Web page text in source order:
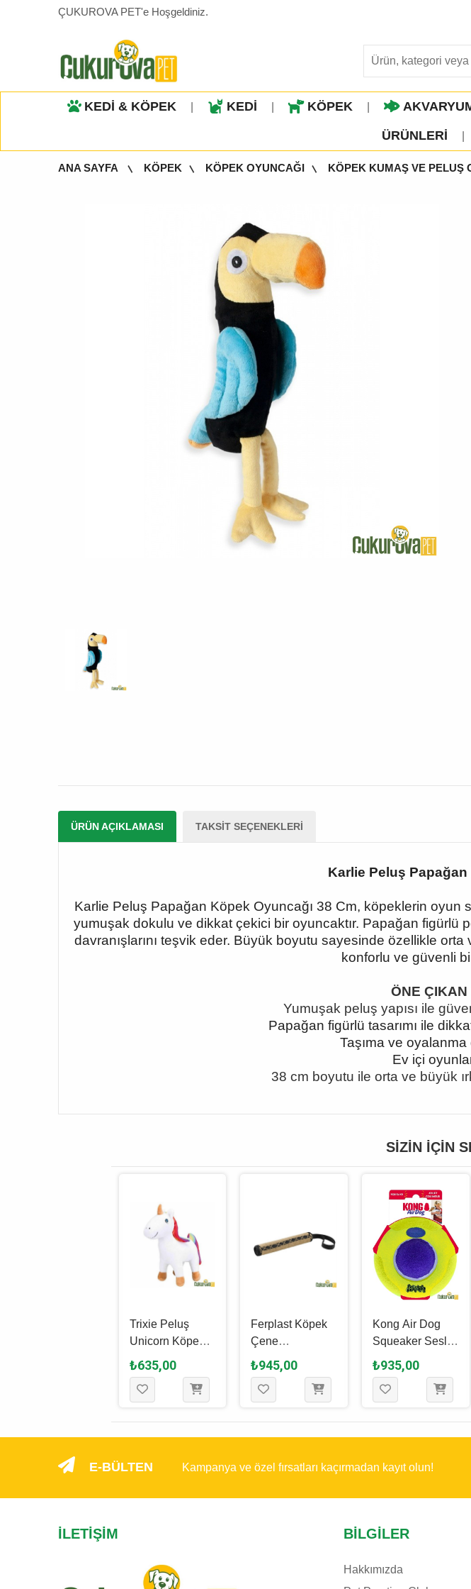
ÇUKUROVA PET'e Hoşgeldiniz.
KEDİ & KÖPEK KEDİ KÖPEK
ÜRÜNLERI
ANA SAYFA KÖPEK KÖPEK OYUNCAĞI KÖPEK KUMAŞ VE PELUŞ
ÜRÜN AÇIKLAMASI TAKSIT SEÇENEKLERI
Karlie Peluş Papağan
Karlie Peluş Papağan Köpek Oyuncağı 38 Cm, köpeklerin oyun
yumuşak dokulu ve dikkat çekici bir oyuncaktır. Papağan figürlü
davranışlarını teşvik eder. Büyük boyutu sayesinde özellikle
konforlu ve güvenli
ÖNE
Yumuşak peluş yapısı ile
Papağan figürlü tasarımı ile
Taşıma ve oyalanma
Ev içi
38 cm boyutu ile orta ve büyük
SIZIN İÇIN
Trixie Peluş
Unicorn Köpek
Oyuncağı Karışık
Renkli - 25 Cm
₺635,00
Ferplast Köpek
Çene
Güçlendi̇ri̇ci̇
Oyuncak - 26
Cm
₺945,00
Kong Air Dog
Squeaker Sesli
Köpek Oyuncağı
M - L / 16 Cm
₺935,00
E-BÜLTEN Kampanya ve özel fırsatları kaçırmadan kayıt olun!
İLETIŞIM BILGILER
Hakkımızda